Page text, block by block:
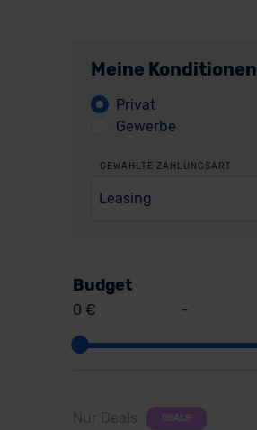
Meine Konditionen
Privat
Gewerbe
GEWÄHLTE ZAHLUNGSART
Leasing
Budget
0 € -
Nur Deals DEALS